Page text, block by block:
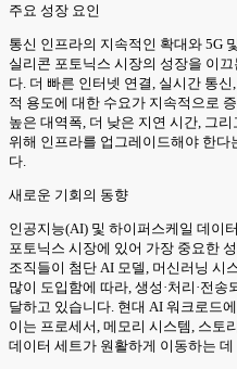
주요 성장 요인
통신 인프라의 지속적인 확대와 5G
실리콘 포토닉스 시장의 성장을 이
다. 더 빠른 인터넷 연결, 실시간 통
적 용도에 대한 수요가 지속적으로
높은 대역폭, 더 낮은 지연 시간, 그
위해 인프라를 업그레이드해야 한다
다.
새로운 기회의 동향
인공지능(AI) 및 하이퍼스케일 데이
포토닉스 시장에 있어 가장 중요한
조직들이 첨단 AI 모델, 머신러닝 시
많이 도입함에 따라, 생성·처리·전
달하고 있습니다. 현대 AI 워크로드
이는 프로세서, 메모리 시스템, 스토
데이터 세트가 원활하게 이동하는 데